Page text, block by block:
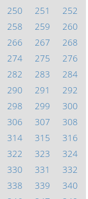
250 251
252
258 259
260
266 267
268
274 275
276
282 283
284
290 291
292
298 299
300
306 307
308
314 315
316
322 323
324
330 331
332
338 339
340